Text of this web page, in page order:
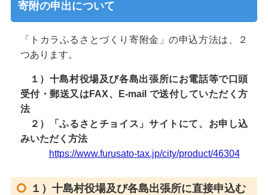
寄附の申出について
「トカラふるさとづくり寄附金」の申込方法は、２
つあります。
１）十島村役場及び各島出張所にお電話等で口頭
受付・郵送又はFAX、E-mail で送付していただく方
法
２）「ふるさとチョイス」サイトにて、お申し込
みいただく方法
https://www.furusato-tax.jp/city/product/46304
１）十島村役場及び各島出張所に直接申込む